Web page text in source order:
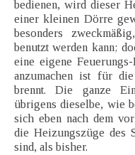
bedienen, wird dieser
einer kleinen Dörre
besonders
benutzt werden kann;
eine eigene
anzumachen ist für
brennt. Die ganze
übrigens dieselbe, wie
sich eben nach dem
die Heizungszüge des
sind, als bisher.